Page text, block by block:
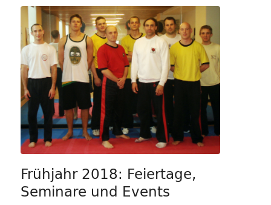
Frühjahr 2018: Feiertage,
Seminare und Events